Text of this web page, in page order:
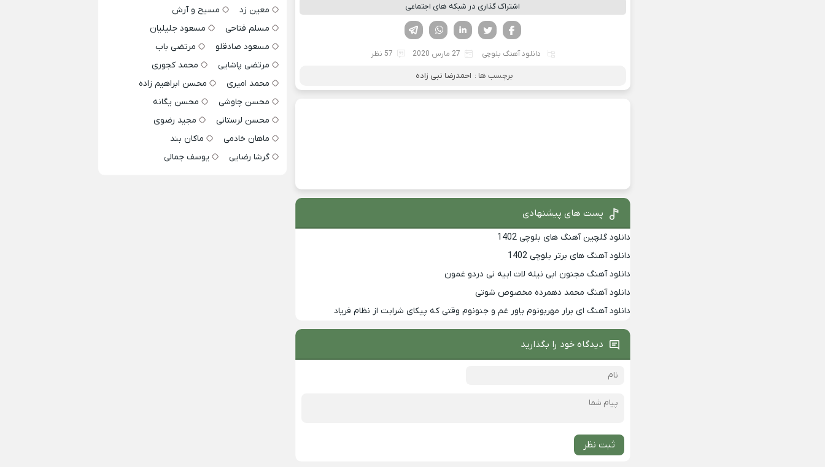
اشتراک گذاری در شبکه های اجتماعی
لینکدین تویتر
فیسوک
دانلود آهنگ بلوچی 27 مارس 2020 57 نظر
برچسب ها : احمدرضا نبی زاده
پست های پیشنهادی
دانلود گلچین آهنگ های بلوچی 1402
دانلود آهنگ های برتر بلوچی 1402
دانلود آهنگ مجنون ابی نیله لات ابیه نی دردو غمون
دانلود آهنگ محمد دهمرده مخصوص شوتی
دانلود آهنگ ای برار مهربونوم یاور غم و جنونوم وقتی که پیکای شرابت از نظام فریاد
دیدگاه خود را بگذارید
ثبت نظر
معین زد
مسیح و آرش
مسلم فتاحی
مسعود جلیلیان
مسعود صادقلو
مرتضی باب
مرتضی پاشایی
محمد کجوری
محمد امیری
محسن ابراهیم زاده
محسن چاوشی
محسن یگانه
محسن لرستانی
مجید رضوی
ماهان خادمی
ماکان بند
گرشا رضایی
یوسف جمالی